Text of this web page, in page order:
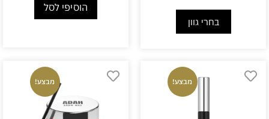
בחרי גוון
הוסיפי לסל
מבצע! מבצע!